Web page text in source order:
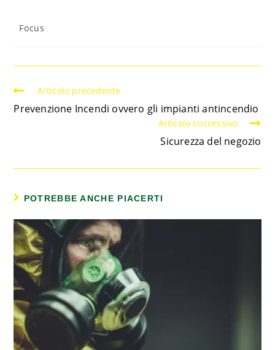
Focus
Articolo precedente
Prevenzione Incendi ovvero gli impianti antincendio
Articolo successivo
Sicurezza del negozio
POTREBBE ANCHE PIACERTI